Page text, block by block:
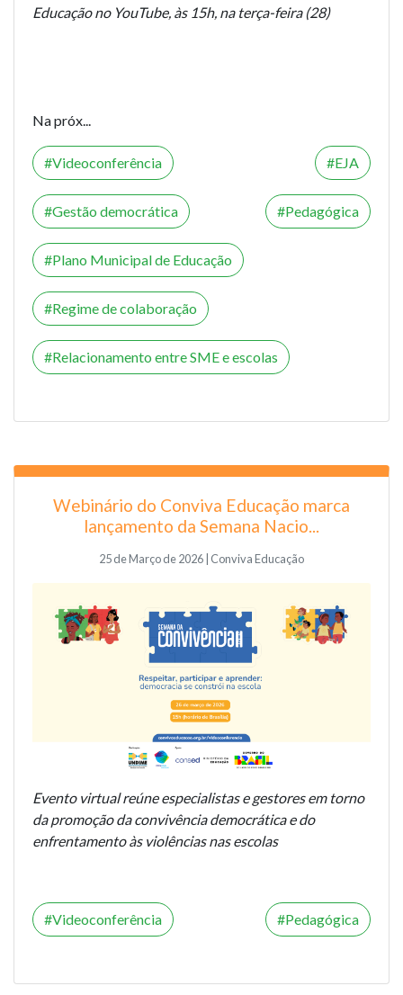
Educação no YouTube, às 15h, na terça-feira (28)
Na próx...
Videoconferência EJA
Gestão democrática Pedagógica
Plano Municipal de Educação
Regime de colaboração
Relacionamento entre SME e escolas
Webinário do Conviva Educação marca
lançamento da Semana Nacio...
25 de Março de 2026 | Conviva Educação
Evento virtual reúne especialistas e gestores em torno
da promoção da convivência democrática e do
enfrentamento às violências nas escolas
Videoconferência Pedagógica